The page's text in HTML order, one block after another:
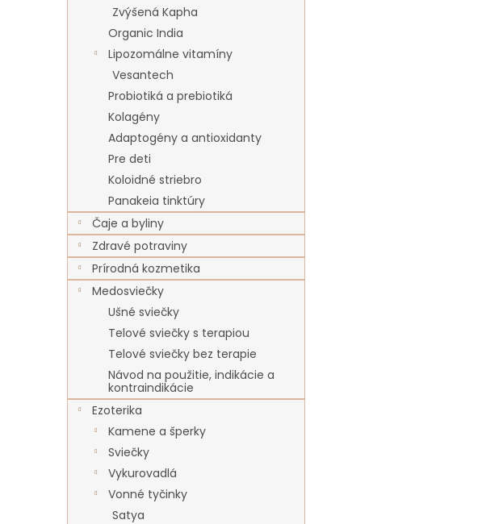
Zvýšená Kapha
Organic India
Lipozomálne vitamíny
Vesantech
Probiotiká a prebiotiká
Kolagény
Adaptogény a antioxidanty
Pre deti
Koloidné striebro
Panakeia tinktúry
Čaje a byliny
Zdravé potraviny
Prírodná kozmetika
Medosviečky
Ušné sviečky
Telové sviečky s terapiou
Telové sviečky bez terapie
Návod na použitie, indikácie a
kontraindikácie
Ezoterika
Kamene a šperky
Sviečky
Vykurovadlá
Vonné tyčinky
Satya